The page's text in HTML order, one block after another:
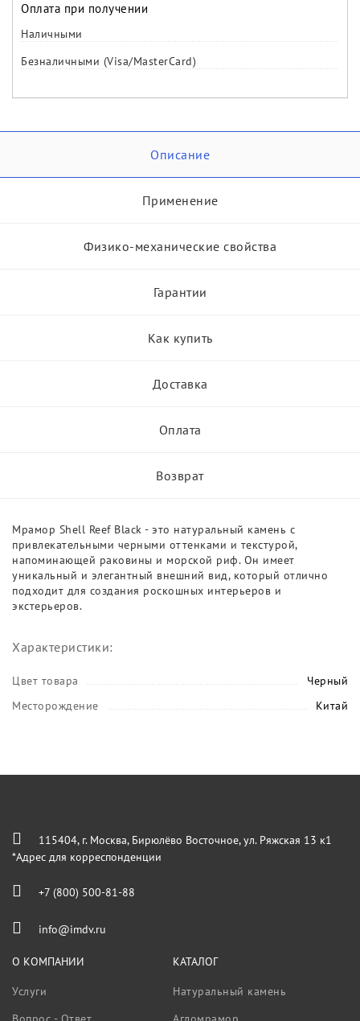
Оплата при получении
Наличными
Безналичными (Visa/MasterCard)
Описание
Применение
Физико-механические свойства
Гарантии
Как купить
Доставка
Оплата
Возврат
Мрамор Shell Reef Black - это натуральный камень с
привлекательными черными оттенками и текстурой,
напоминающей раковины и морской риф. Он имеет
уникальный и элегантный внешний вид, который отлично
подходит для создания роскошных интерьеров и
экстерьеров.
Характеристики:
Цвет товара
Черный
Месторождение
Китай
115404, г. Москва, Бирюлёво Восточное, ул. Ряжская 13 к1
*Адрес для корреспонденции
+7 (800) 500-81-88
info@imdv.ru
О КОМПАНИИ
Услуги
КАТАЛОГ
Натуральный камень